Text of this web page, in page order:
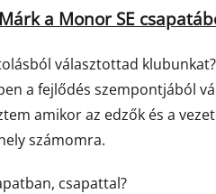
a Monor SE
választottad klubunkat?
a fejlődés szempontjából
amikor az edzők és a
számomra.
csapattal?